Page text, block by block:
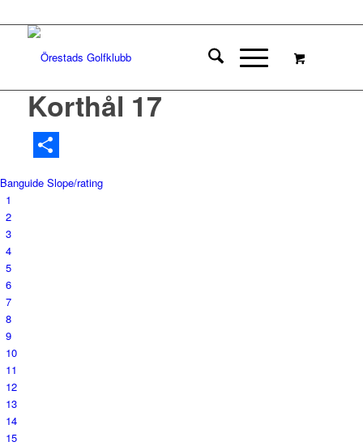
Korthål 17
Banguide Slope/rating
1
2
3
4
5
6
7
8
9
10
11
12
13
14
15